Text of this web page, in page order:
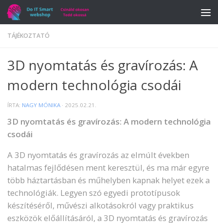
Skip to content
TÁJÉKOZTATÓ
3D nyomtatás és gravírozás: A
modern technológia csodái
ÍRTA: NAGY MÓNIKA · 2025.02.21.
3D nyomtatás és gravírozás: A modern technológia
csodái
A 3D nyomtatás és gravírozás az elmúlt években
hatalmas fejlődésen ment keresztül, és ma már egyre
több háztartásban és műhelyben kapnak helyet ezek a
technológiák. Legyen szó egyedi prototípusok
készítéséről, művészi alkotásokról vagy praktikus
eszközök előállításáról, a 3D nyomtatás és gravírozás